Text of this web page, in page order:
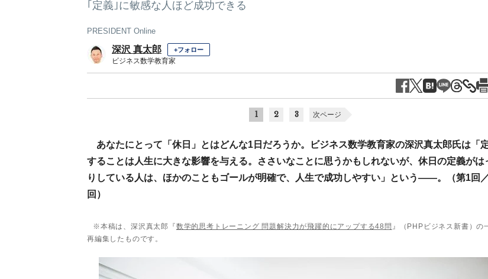
｢定義｣に敏感な人ほど成功できる
PRESIDENT Online
深沢 真太郎 +フォロー
ビジネス数学教育家
1 2 3 次ページ
あなたにとって「休日」とはどんな1日だろうか。ビジネス数学教育家の深沢真太郎氏は「
することは人生に大きな影響を与える。ささいなことに思うかもしれないが、休日の定義がは
りしている人は、ほかのこともゴールが明確で、人生で成功しやすい」という——。（第1回
回）
※本稿は、深沢真太郎『数学的思考トレーニング 問題解決力が飛躍的にアップする48問 』（PHPビジネス新書）の
再編集したものです。